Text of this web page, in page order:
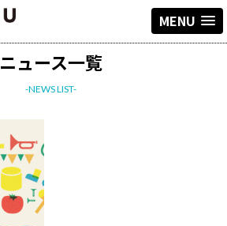
MENU
ニュース一覧
-NEWS LIST-